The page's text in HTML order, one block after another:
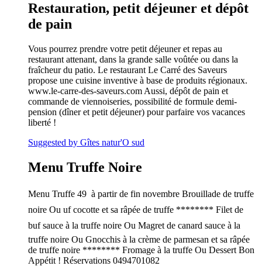
Restauration, petit déjeuner et dépôt
de pain
Vous pourrez prendre votre petit déjeuner et repas au
restaurant attenant, dans la grande salle voûtée ou dans la
fraîcheur du patio. Le restaurant Le Carré des Saveurs
propose une cuisine inventive à base de produits régionaux.
www.le-carre-des-saveurs.com Aussi, dépôt de pain et
commande de viennoiseries, possibilité de formule demi-
pension (dîner et petit déjeuner) pour parfaire vos vacances
liberté !
Suggested by Gîtes natur'O sud
Menu Truffe Noire
Menu Truffe 49  à partir de fin novembre Brouillade de truffe
noire Ou uf cocotte et sa râpée de truffe ******** Filet de
buf sauce à la truffe noire Ou Magret de canard sauce à la
truffe noire Ou Gnocchis à la crème de parmesan et sa râpée
de truffe noire ******** Fromage à la truffe Ou Dessert Bon
Appétit ! Réservations 0494701082